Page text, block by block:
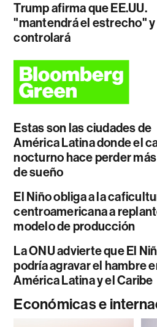
Trump afirma que EE.UU.
"mantendrá el estrecho"
controlará
Estas son las ciudades de
América Latina donde el
nocturno hace perder
de sueño
El Niño obliga a la
centroamericana a
modelo de producción
La ONU advierte que El
podría agravar el hambre
América Latina y el Caribe
Económicas e